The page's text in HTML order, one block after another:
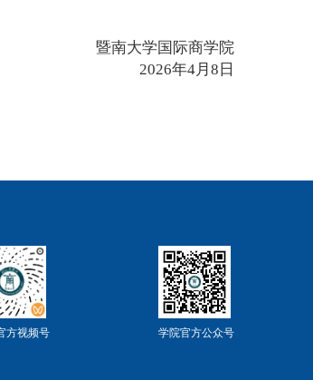
暨南大学国际商学院
2026年4月8日
方视频号 学院官方公众号